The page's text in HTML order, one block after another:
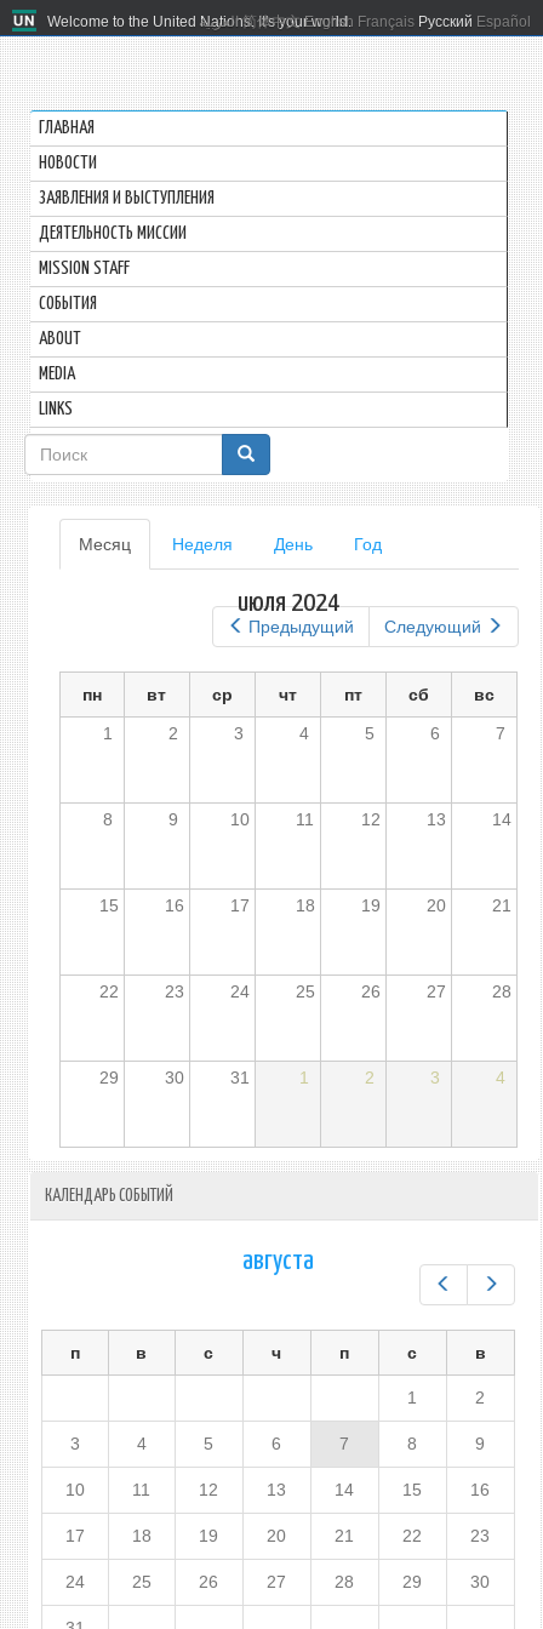
Welcome to the United Nations. It's your world.
العربية 简体中文 English Français Русский Español
ГЛАВНАЯ
HОВОСТИ
ЗАЯВЛЕНИЯ И ВЫСТУПЛЕНИЯ
ДЕЯТЕЛЬНОСТЬ МИССИИ
MISSION STAFF
СОБЫТИЯ
ABOUT
MEDIA
LINKS
Форма
поиска
Главные
вкладки
Месяц (активная
вкладка)
Неделя День Год
Предыдущий Следующий
июля 2024
пн вт ср чт пт сб
вс
1
2 3 4 5 6 7
8 9 10 11 12 13 14
15 16 17 18 19 20 21
22 23 24 25 26 27 28
29 30 31 1 2 3 4
КАЛЕНДАРЬ СОБЫТИЙ
августа
п в с ч п с в
1 2
3 4 5 6 7 8 9
10 11 12 13 14 15 16
17 18 19 20 21 22 23
24 25 26 27 28 29 30